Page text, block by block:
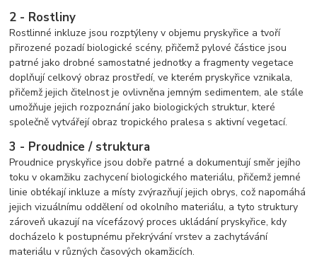
2 - Rostliny
Rostlinné inkluze jsou rozptýleny v objemu pryskyřice a tvoří
přirozené pozadí biologické scény, přičemž pylové částice jsou
patrné jako drobné samostatné jednotky a fragmenty vegetace
doplňují celkový obraz prostředí, ve kterém pryskyřice vznikala,
přičemž jejich čitelnost je ovlivněna jemným sedimentem, ale stále
umožňuje jejich rozpoznání jako biologických struktur, které
společně vytvářejí obraz tropického pralesa s aktivní vegetací.
3 - Proudnice / struktura
Proudnice pryskyřice jsou dobře patrné a dokumentují směr jejího
toku v okamžiku zachycení biologického materiálu, přičemž jemné
linie obtékají inkluze a místy zvýrazňují jejich obrys, což napomáhá
jejich vizuálnímu oddělení od okolního materiálu, a tyto struktury
zároveň ukazují na vícefázový proces ukládání pryskyřice, kdy
docházelo k postupnému překrývání vrstev a zachytávání
materiálu v různých časových okamžicích.